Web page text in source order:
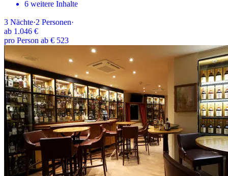
6 weitere Inhalte
3 Nächte·2 Personen·
ab 1.046 €
pro Person ab € 523